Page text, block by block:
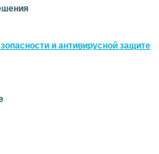
и антивирусной защите